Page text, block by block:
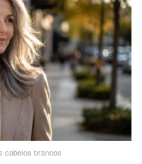
cabelos brancos